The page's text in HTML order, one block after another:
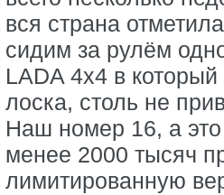
вся страна
сидим за рулём
LADA 4х4 в
лоска, столь не
Наш номер 16, а это
менее 2000 тысяч
лимитированную